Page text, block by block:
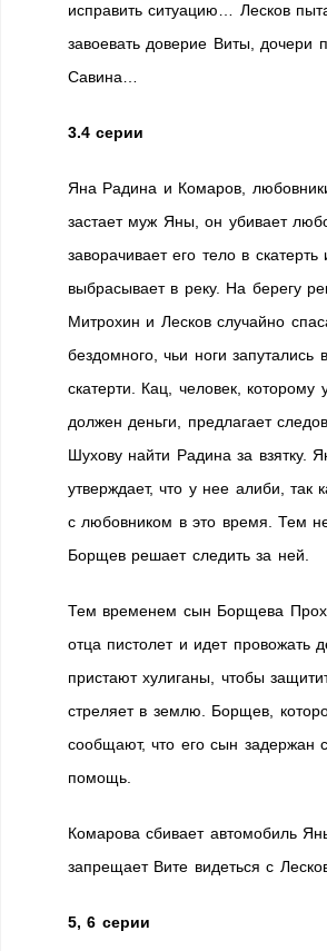
исправить ситуацию… Лесков
завоевать доверие Виты, дочери
Савина…
3.4 серии
Яна Радина и Комаров,
застает муж Яны, он убивает
заворачивает его тело в скатерть
выбрасывает в реку. На берегу
Митрохин и Лесков случайно
бездомного, чьи ноги запутались
скатерти. Кац, человек, которому
должен деньги, предлагает
Шухову найти Радина за взятку.
утверждает, что у нее алиби, так
с любовником в это время. Тем
Борщев решает следить за ней.
Тем временем сын Борщева
отца пистолет и идет провожать
пристают хулиганы, чтобы
стреляет в землю. Борщев,
сообщают, что его сын задержан
помощь.
Комарова сбивает автомобиль
запрещает Вите видеться с
5, 6 серии